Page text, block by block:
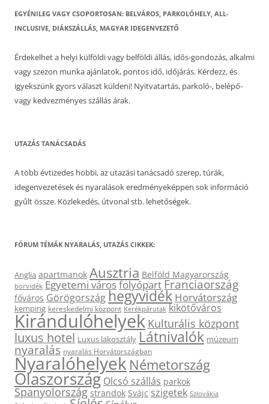
EGYÉNILEG VAGY CSOPORTOSAN: BELVÁROS, PARKOLÓHELY, ALL-
INCLUSIVE, DIÁKSZÁLLÁS, MAGYAR IDEGENVEZETŐ
Érdekelhet a helyi külföldi vagy belföldi állás, idős-gondozás, alkalmi
vagy szezon munka ajánlatok, pontos idő, időjárás. Kérdezz, és
igyekszünk gyors választ küldeni! Nyitvatartás, parkoló-, belépő-
vagy kedvezményes szállás árak.
UTAZÁS TANÁCSADÁS
A több évtizedes hobbi, az utazási tanácsadó szerep, túrák,
idegenvezetések és nyaralások eredményeképpen sok információ
gyűlt össze. Közlekedés, útvonal stb. lehetőségek.
FÓRUM TÉMÁK NYARALÁS, UTAZÁS CIKKEK:
Anglia apartmanok Ausztria Belföld Magyarország
borvidék Egyetemi városfolyópartFranciaország
főváros Görögországhegyvidék Horvátország
kemping kereskedelmi központ Kerékpárutak kikötőváros
Kirándulóhelyek Kulturális központ
luxus hotel Luxus lakosztály Látnivalók múzeum
nyaralás nyaralás Horvátországban
Nyaralóhelyek Németország
Olaszország Olcsó szállás parkok
Spanyolország strandok Svájc szigetek Szlovákia